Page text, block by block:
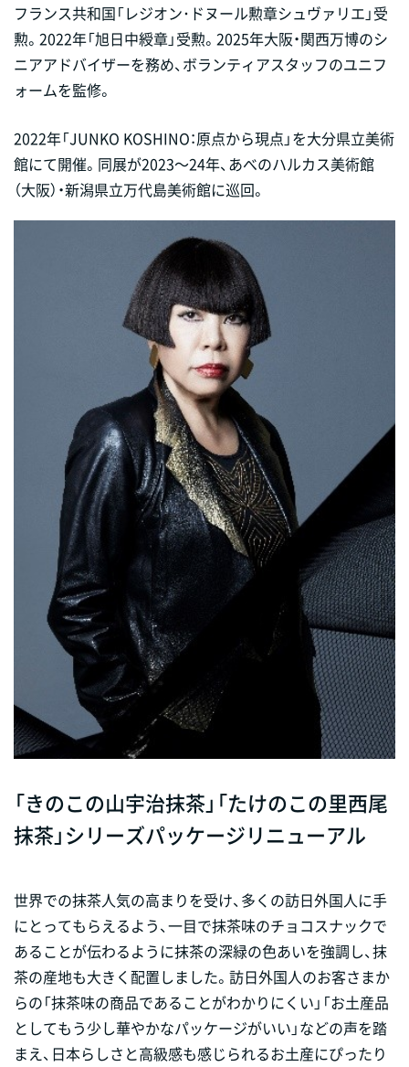
フランス共和国「レジオン･ドヌール勲章シュヴァリエ」受
勲。2022年「旭日中綬章」受勲。2025年大阪・関西万博のシ
ニアアドバイザーを務め、ボランティアスタッフのユニフ
ォームを監修。
2022年「JUNKO KOSHINO：原点から現点」を大分県立美術
館にて開催。同展が2023～24年、あべのハルカス美術館
（大阪）・新潟県立万代島美術館に巡回。
「きのこの山宇治抹茶」「たけのこの里西尾
抹茶」シリーズパッケージリニューアル
世界での抹茶人気の高まりを受け、多くの訪日外国人に手
にとってもらえるよう、一目で抹茶味のチョコスナックで
あることが伝わるように抹茶の深緑の色あいを強調し、抹
茶の産地も大きく配置しました。訪日外国人のお客さまか
らの「抹茶味の商品であることがわかりにくい」「お土産品
としてもう少し華やかなパッケージがいい」などの声を踏
まえ、日本らしさと高級感も感じられるお土産にぴったり